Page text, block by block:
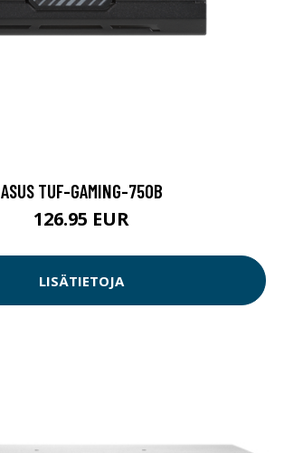
ASUS TUF-GAMING-750B
126.95 EUR
LISÄTIETOJA